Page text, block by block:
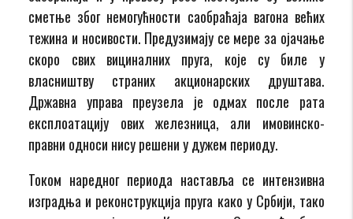
сметње због немогућности саобраћаја вагона већих
тежина и носивости. Предузимају се мере за ојачање
скоро свих вициналних пруга, које су биле у
власништву страних акционарских друштава.
Државна управа преузела је одмах после рата
експлоатацију ових железница, али имовинско-
правни односи нису решени у дужем периоду.
Током наредног периода наставља се интензивна
изградња и реконструкција пруга како у Србији, тако